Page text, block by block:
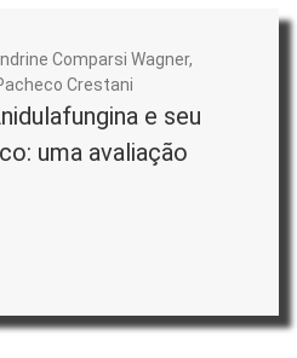
a divulgação das novas edições
e a visibilidade do JAFF.
Aberta
compatíveis com os
na produção do
Comparsi Wagner,
Crestani
e seu
uma avaliação